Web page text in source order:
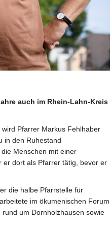
auch im Rhein-Lahn-Kreis
Pfarrer Markus Fehlhaber
in den Ruhestand
Menschen mit einer
er dort als Pfarrer tätig, bevor er
die halbe Pfarrstelle für
im ökumenischen Forum
rund um Dornholzhausen sowie